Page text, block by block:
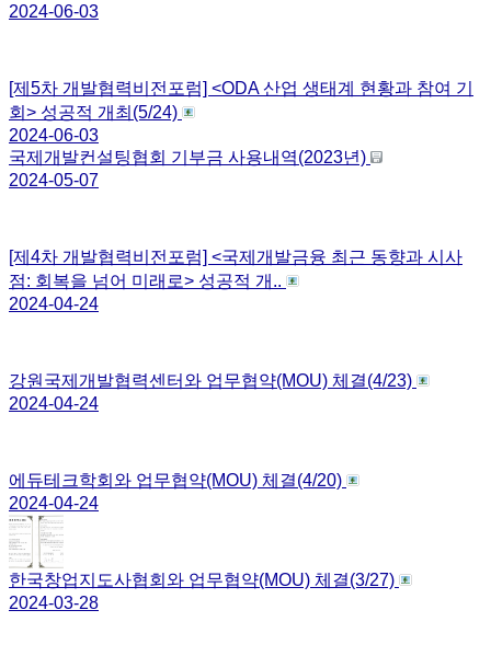
2024-06-03
[제5차 개발협력비전포럼] <ODA 산업 생태계 현황과 참여 기
회> 성공적 개최(5/24)
2024-06-03
국제개발컨설팅협회 기부금 사용내역(2023년)
2024-05-07
[제4차 개발협력비전포럼] <국제개발금융 최근 동향과 시사
점: 회복을 넘어 미래로> 성공적 개..
2024-04-24
강원국제개발협력센터와 업무협약(MOU) 체결(4/23)
2024-04-24
에듀테크학회와 업무협약(MOU) 체결(4/20)
2024-04-24
한국창업지도사협회와 업무협약(MOU) 체결(3/27)
2024-03-28